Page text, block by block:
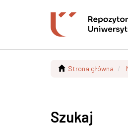
Strona główna
Szukaj